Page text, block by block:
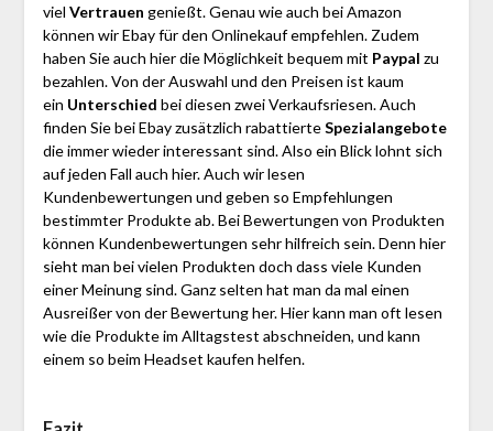
viel Vertrauen genießt. Genau wie auch bei Amazon
können wir Ebay für den Onlinekauf empfehlen. Zudem
haben Sie auch hier die Möglichkeit bequem mit Paypal zu
bezahlen. Von der Auswahl und den Preisen ist kaum
ein Unterschied bei diesen zwei Verkaufsriesen. Auch
finden Sie bei Ebay zusätzlich rabattierteSpezialangebote
die immer wieder interessant sind. Also ein Blick lohnt sich
auf jeden Fall auch hier. Auch wir lesen
Kundenbewertungen und geben so Empfehlungen
bestimmter Produkte ab. Bei Bewertungen von Produkten
können Kundenbewertungen sehr hilfreich sein. Denn hier
sieht man bei vielen Produkten doch dass viele Kunden
einer Meinung sind. Ganz selten hat man da mal einen
Ausreißer von der Bewertung her. Hier kann man oft lesen
wie die Produkte im Alltagstest abschneiden, und kann
einem so beim Headset kaufen helfen.